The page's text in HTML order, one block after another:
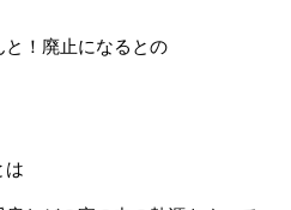
と！廃止になるとの
は